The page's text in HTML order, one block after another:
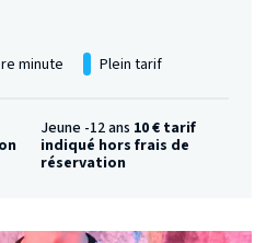
minute Plein tarif
Jeune -12 ans 10 € tarif
indiqué hors frais de
réservation